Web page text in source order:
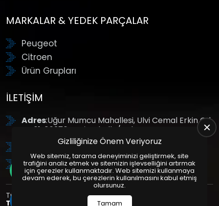
MARKALAR & YEDEK PARÇALAR
Peugeot
Citroen
Ürün Grupları
İLETIŞIM
Adres:Uğur Mumcu Mahallesi, Ulvi Cemal Erkin Cd.
No:61, 06370 Yenimahalle/Ankara
: +90 (312) 354 8888
GSM: +90 (532) 343 4085
Tüm Hakları Saklıdır. | Bu site Us Yazılım
Tasarım
Paketleri ile Hazırlanmıştır. © 2025
Gizliliğinize Önem Veriyoruz
Web sitemiz, tarama deneyiminizi geliştirmek, site
trafiğini analiz etmek ve sitemizin işlevselliğini artırmak
için çerezler kullanmaktadır. Web sitemizi kullanmaya
devam ederek, bu çerezlerin kullanılmasını kabul etmiş
olursunuz.
Tamam